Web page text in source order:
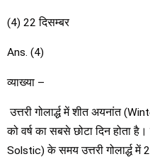
(4) 22 दिसम्बर
Ans. (4)
व्याख्या –
उत्तरी गोलार्द्ध में शीत अयनांत
को वर्ष का सबसे छोटा दिन होता
Solstic) के समय उत्तरी गोलार्द्ध